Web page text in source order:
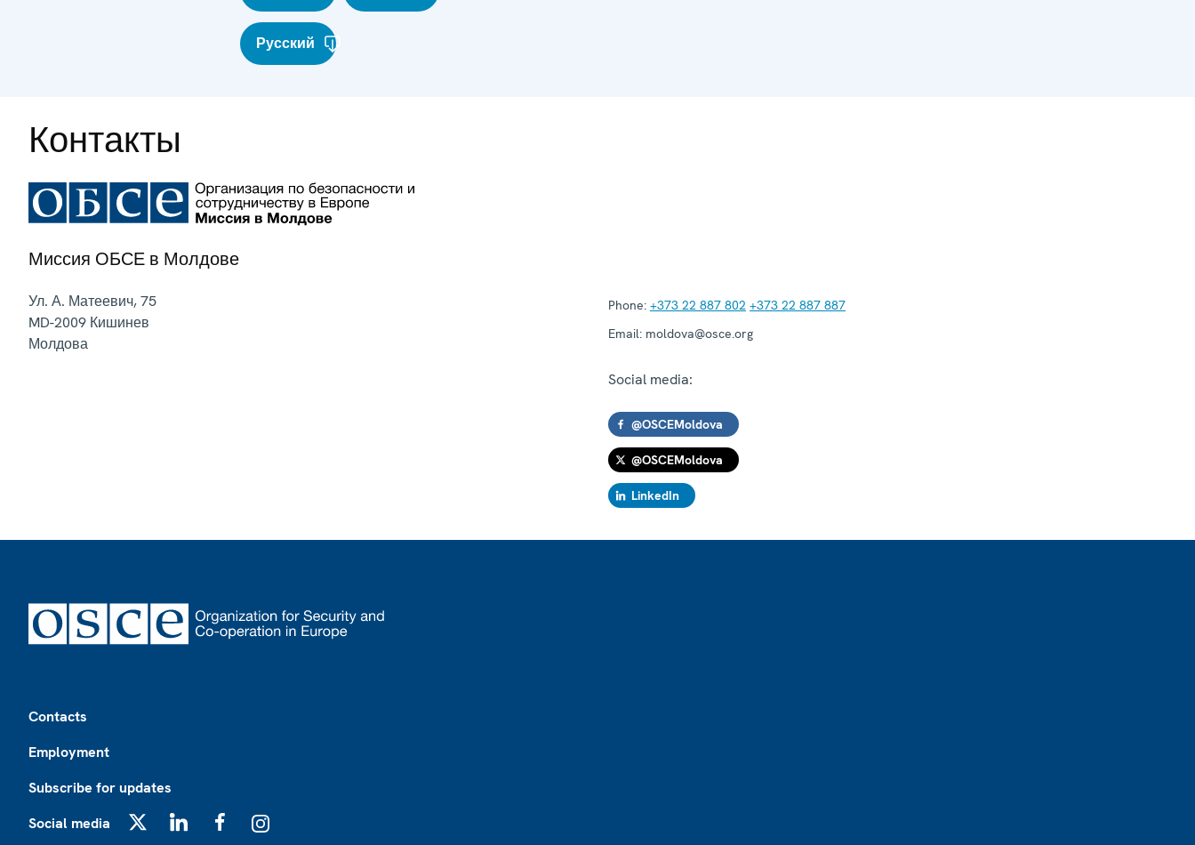
Русский
Контакты
Миссия ОБСЕ в Молдове
Ул. А. Матеевич, 75
MD-2009 Кишинев
Молдова
Phone: +373 22 887 802 +373 22 887 887
Email: moldova@osce.org
Social media:
@OSCEMoldova
@OSCEMoldova
LinkedIn
Contacts
Employment
Subscribe for updates
Social media